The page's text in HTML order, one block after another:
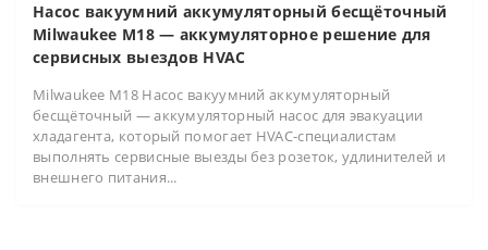
Насос вакуумний аккумуляторный бесщёточный
Milwaukee M18 — аккумуляторное решение для
сервисных выездов HVAC
Milwaukee M18 Насос вакуумний аккумуляторный
бесщёточный — аккумуляторный насос для эвакуации
хладагента, который помогает HVAC-специалистам
выполнять сервисные выезды без розеток, удлинителей и
внешнего питания...